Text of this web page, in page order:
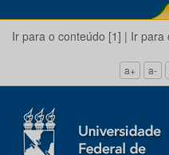
Ir para o conteúdo [1] | Ir para
a+ a-